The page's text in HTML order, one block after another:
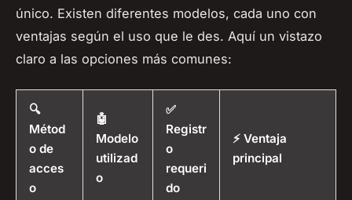
único. Existen diferentes modelos, cada uno con
ventajas según el uso que le des. Aquí un vistazo
claro a las opciones más comunes:
🔍
Métod
o de
acces
o
🤖
Modelo
utilizad
o
✅
Registr
o
requeri
do
⚡ Ventaja
principal